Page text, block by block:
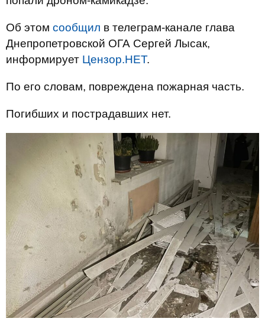
Об этом сообщил в телеграм-канале глава
Днепропетровской ОГА Сергей Лысак,
информирует Цензор.НЕТ.
По его словам, повреждена пожарная часть.
Погибших и пострадавших нет.